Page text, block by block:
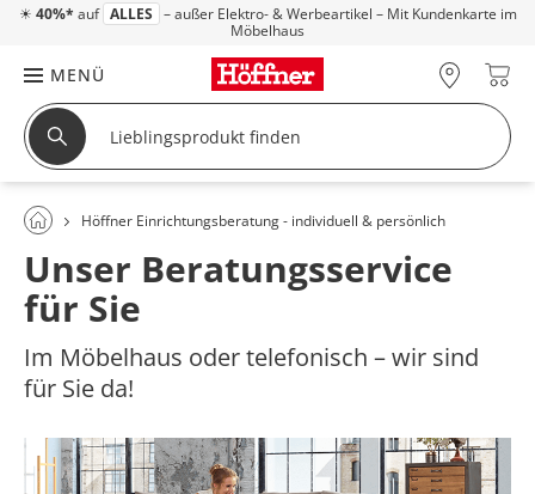
☀ 40%* auf ALLES – außer Elektro- & Werbeartikel – Mit Kundenkarte im
Möbelhaus
MENÜ
Höffner Einrichtungsberatung - individuell & persönlich
Unser Beratungsservice
für Sie
Im Möbelhaus oder telefonisch – wir sind
für Sie da!